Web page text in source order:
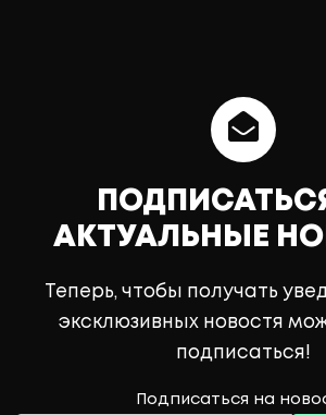
АКТУАЛЬНЫЕ
Теперь, чтобы получать
эксклюзивных новостя
подписаться!
Подписаться на